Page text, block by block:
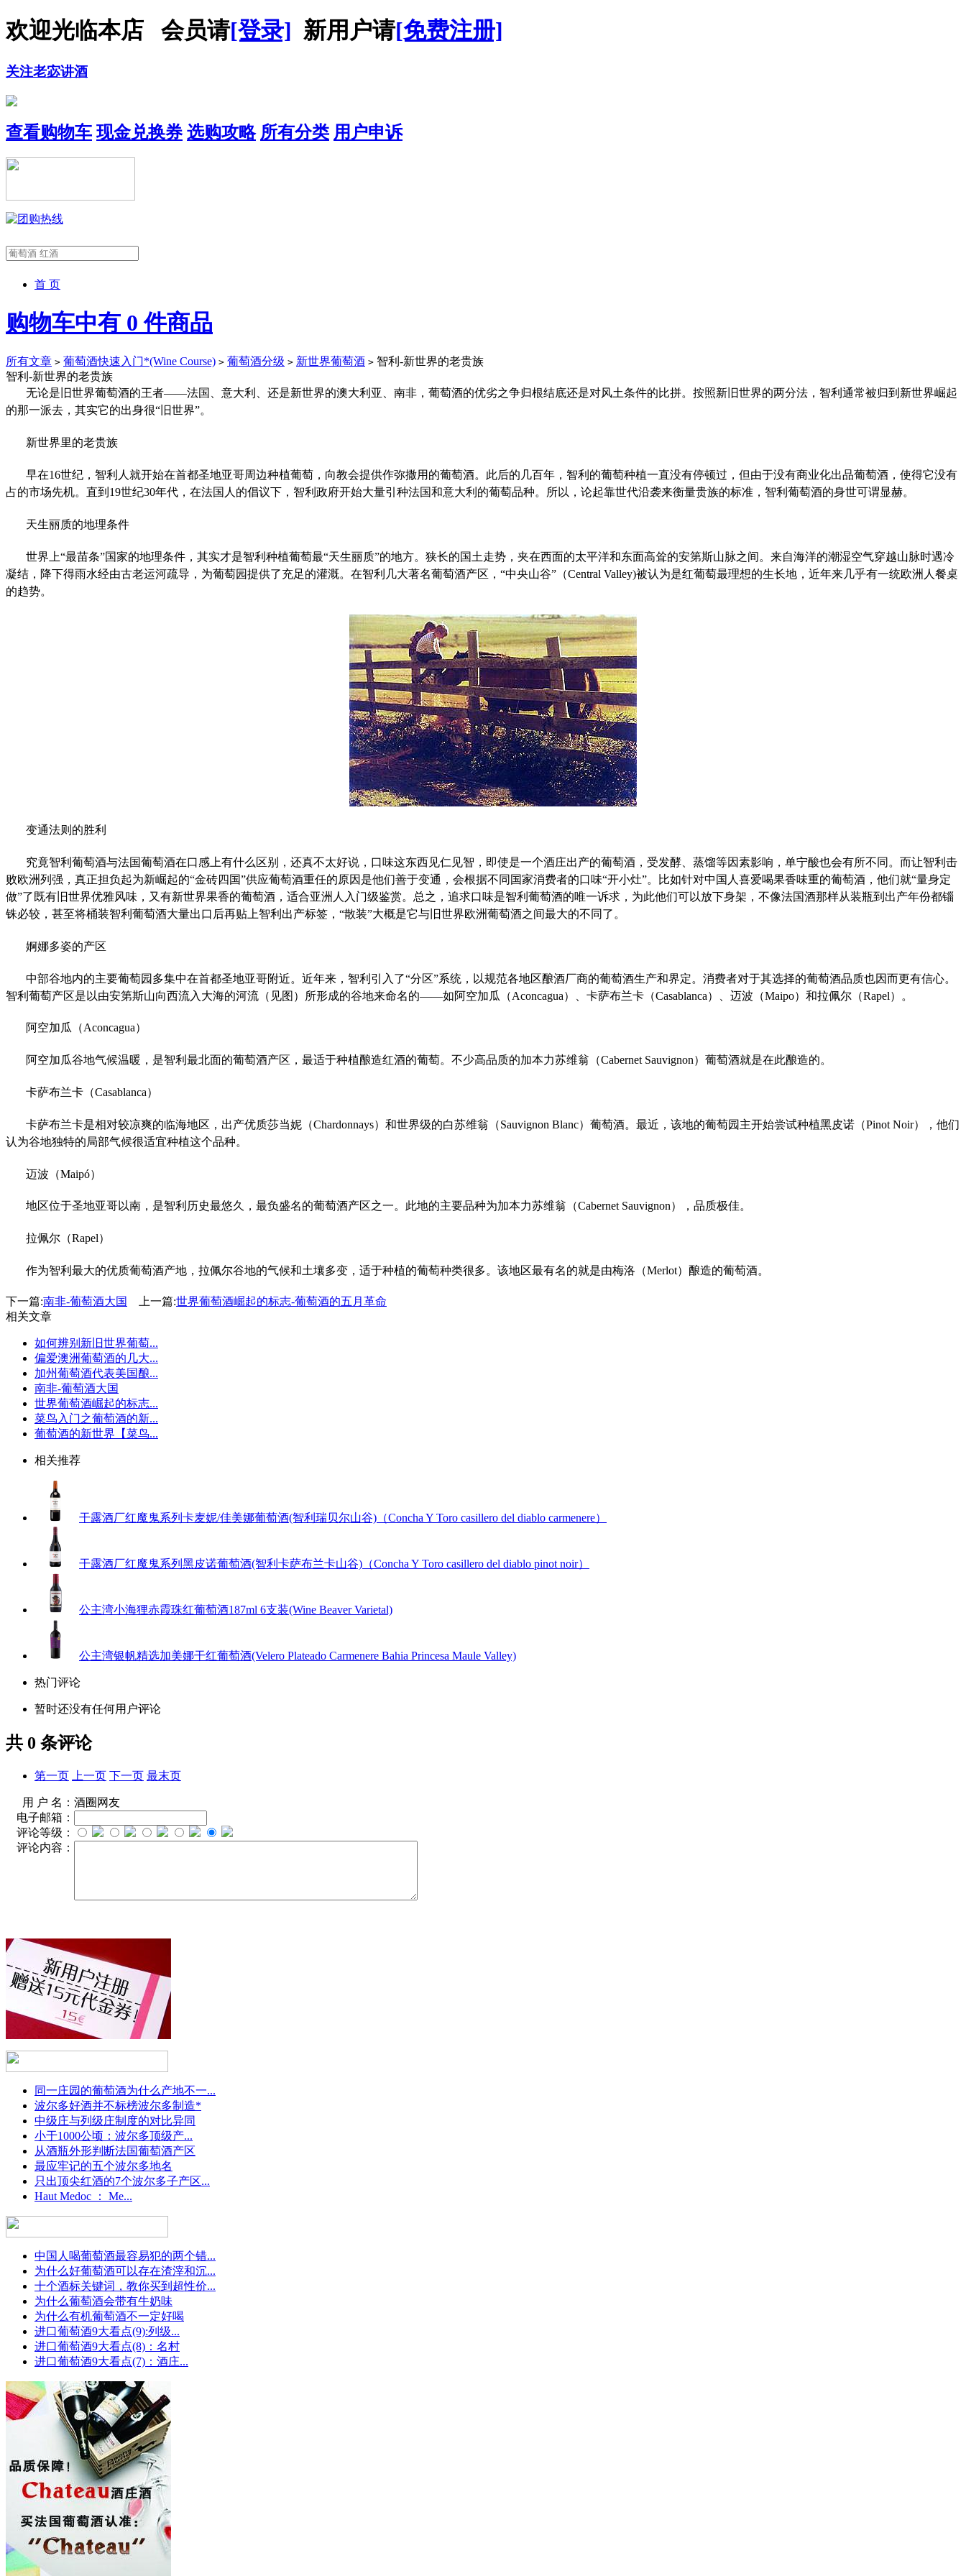
欢迎光临本店 会员请[登录] 新用户请[免费注册]
关注老宓讲酒
查看购物车 现金兑换券 选购攻略 所有分类 用户申诉
首 页
购物车中有 0 件商品
所有文章 > 葡萄酒快速入门*(Wine Course) > 葡萄酒分级 > 新世界葡萄酒 > 智利-新世界的老贵族
智利-新世界的老贵族
无论是旧世界葡萄酒的王者——法国、意大利、还是新世界的澳大利亚、南非，葡萄酒的优劣之争归根结底还是对风土条件的比拼。按照新旧世界的两分法，智利通常被归到新世界崛起
的那一派去，其实它的出身很“旧世界”。
新世界里的老贵族
早在16世纪，智利人就开始在首都圣地亚哥周边种植葡萄，向教会提供作弥撒用的葡萄酒。此后的几百年，智利的葡萄种植一直没有停顿过，但由于没有商业化出品葡萄酒，使得它没有
占的市场先机。直到19世纪30年代，在法国人的倡议下，智利政府开始大量引种法国和意大利的葡萄品种。所以，论起靠世代沿袭来衡量贵族的标准，智利葡萄酒的身世可谓显赫。
天生丽质的地理条件
世界上“最苗条”国家的地理条件，其实才是智利种植葡萄最“天生丽质”的地方。狭长的国土走势，夹在西面的太平洋和东面高耸的安第斯山脉之间。来自海洋的潮湿空气穿越山脉时遇冷
凝结，降下得雨水经由古老运河疏导，为葡萄园提供了充足的灌溉。在智利几大著名葡萄酒产区，“中央山谷”（Central Valley)被认为是红葡萄最理想的生长地，近年来几乎有一统欧洲人餐桌
的趋势。
变通法则的胜利
究竟智利葡萄酒与法国葡萄酒在口感上有什么区别，还真不太好说，口味这东西见仁见智，即使是一个酒庄出产的葡萄酒，受发酵、蒸馏等因素影响，单宁酸也会有所不同。而让智利击
败欧洲列强，真正担负起为新崛起的“金砖四国”供应葡萄酒重任的原因是他们善于变通，会根据不同国家消费者的口味“开小灶”。比如针对中国人喜爱喝果香味重的葡萄酒，他们就“量身定
做”了既有旧世界优雅风味，又有新世界果香的葡萄酒，适合亚洲人入门级鉴赏。总之，追求口味是智利葡萄酒的唯一诉求，为此他们可以放下身架，不像法国酒那样从装瓶到出产年份都锱
铢必较，甚至将桶装智利葡萄酒大量出口后再贴上智利出产标签，“散装”大概是它与旧世界欧洲葡萄酒之间最大的不同了。
婀娜多姿的产区
中部谷地内的主要葡萄园多集中在首都圣地亚哥附近。近年来，智利引入了“分区”系统，以规范各地区酿酒厂商的葡萄酒生产和界定。消费者对于其选择的葡萄酒品质也因而更有信心。
智利葡萄产区是以由安第斯山向西流入大海的河流（见图）所形成的谷地来命名的——如阿空加瓜（Aconcagua）、卡萨布兰卡（Casablanca）、迈波（Maipo）和拉佩尔（Rapel）。
阿空加瓜（Aconcagua）
阿空加瓜谷地气候温暖，是智利最北面的葡萄酒产区，最适于种植酿造红酒的葡萄。不少高品质的加本力苏维翁（Cabernet Sauvignon）葡萄酒就是在此酿造的。
卡萨布兰卡（Casablanca）
卡萨布兰卡是相对较凉爽的临海地区，出产优质莎当妮（Chardonnays）和世界级的白苏维翁（Sauvignon Blanc）葡萄酒。最近，该地的葡萄园主开始尝试种植黑皮诺（Pinot Noir），他们
认为谷地独特的局部气候很适宜种植这个品种。
迈波（Maipó）
地区位于圣地亚哥以南，是智利历史最悠久，最负盛名的葡萄酒产区之一。此地的主要品种为加本力苏维翁（Cabernet Sauvignon），品质极佳。
拉佩尔（Rapel）
作为智利最大的优质葡萄酒产地，拉佩尔谷地的气候和土壤多变，适于种植的葡萄种类很多。该地区最有名的就是由梅洛（Merlot）酿造的葡萄酒。
下一篇:南非-葡萄酒大国 上一篇:世界葡萄酒崛起的标志-葡萄酒的五月革命
相关文章
如何辨别新旧世界葡萄...
偏爱澳洲葡萄酒的几大...
加州葡萄酒代表美国酿...
南非-葡萄酒大国
世界葡萄酒崛起的标志...
菜鸟入门之葡萄酒的新...
葡萄酒的新世界【菜鸟...
相关推荐
干露酒厂红魔鬼系列卡麦妮/佳美娜葡萄酒(智利瑞贝尔山谷)（Concha Y Toro casillero del diablo carmenere）
干露酒厂红魔鬼系列黑皮诺葡萄酒(智利卡萨布兰卡山谷)（Concha Y Toro casillero del diablo pinot noir）
公主湾小海狸赤霞珠红葡萄酒187ml 6支装(Wine Beaver Varietal)
公主湾银帆精选加美娜干红葡萄酒(Velero Plateado Carmenere Bahia Princesa Maule Valley)
热门评论
暂时还没有任何用户评论
共 0 条评论
第一页 上一页 下一页 最末页
用 户 名： 酒圈网友
电子邮箱：
评论等级：
评论内容：
同一庄园的葡萄酒为什么产地不一...
波尔多好酒并不标榜波尔多制造*
中级庄与列级庄制度的对比异同
小于1000公顷：波尔多顶级产...
从酒瓶外形判断法国葡萄酒产区
最应牢记的五个波尔多地名
只出顶尖红酒的7个波尔多子产区...
Haut Medoc ： Me...
中国人喝葡萄酒最容易犯的两个错...
为什么好葡萄酒可以存在渣滓和沉...
十个酒标关键词，教你买到超性价...
为什么葡萄酒会带有牛奶味
为什么有机葡萄酒不一定好喝
进口葡萄酒9大看点(9):列级...
进口葡萄酒9大看点(8)：名村
进口葡萄酒9大看点(7)：酒庄...